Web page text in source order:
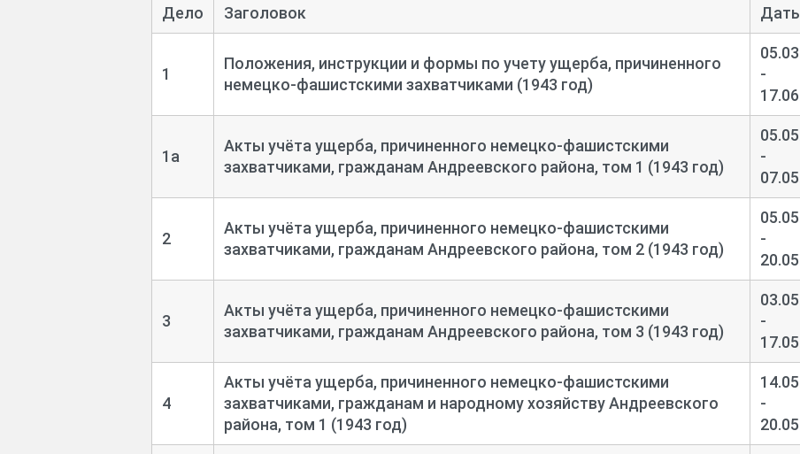
Дело Заголовок
1
Положения, инструкции и формы по учету ущерба, причиненного
немецко-фашистскими захватчиками (1943 год)
-
1а
Акты учёта ущерба, причиненного немецко-фашистскими
захватчиками, гражданам Андреевского района, том 1 (1943 год)
-
2
Акты учёта ущерба, причиненного немецко-фашистскими
захватчиками, гражданам Андреевского района, том 2 (1943 год)
-
3
Акты учёта ущерба, причиненного немецко-фашистскими
захватчиками, гражданам Андреевского района, том 3 (1943 год)
-
4
Акты учёта ущерба, причиненного немецко-фашистскими
захватчиками, гражданам и народному хозяйству Андреевского
района, том 1 (1943 год)
-